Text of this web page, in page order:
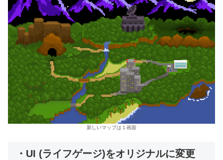
新しいマップは１画面
・UI (ライフゲージ)をオリジナルに変更